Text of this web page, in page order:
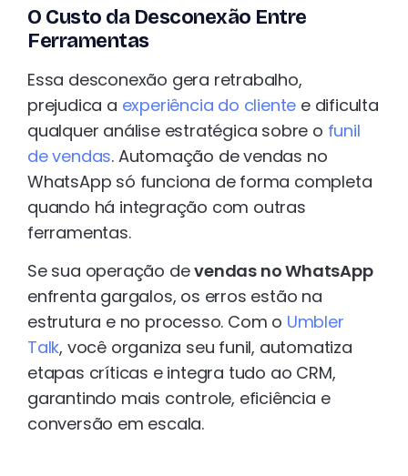
O Custo da Desconexão Entre
Ferramentas
Essa desconexão gera retrabalho,
prejudica a experiência do cliente e dificulta
qualquer análise estratégica sobre o funil
de vendas. Automação de vendas no
WhatsApp só funciona de forma completa
quando há integração com outras
ferramentas.
Se sua operação devendas no WhatsApp
enfrenta gargalos, os erros estão na
estrutura e no processo. Com o Umbler
Talk, você organiza seu funil, automatiza
etapas críticas e integra tudo ao CRM,
garantindo mais controle, eficiência e
conversão em escala.